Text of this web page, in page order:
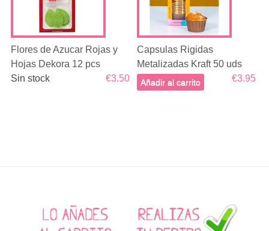
Flores de Azucar Rojas y
Hojas Dekora 12 pcs
€3.50
Sin stock
Capsulas Rigidas
Metalizadas Kraft 50 uds
€3.95
Añadir al carrito